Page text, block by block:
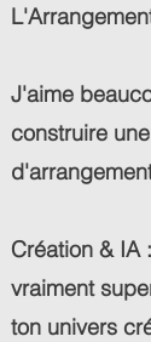
J'aime
construire
Création & IA
vraiment
ton univers